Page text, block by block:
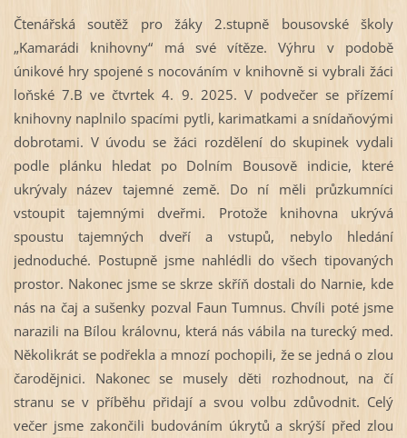
Čtenářská soutěž pro žáky 2.stupně bousovské školy
„Kamarádi knihovny“ má své vítěze. Výhru v podobě
únikové hry spojené s nocováním v knihovně si vybrali žáci
loňské 7.B ve čtvrtek 4. 9. 2025. V podvečer se přízemí
knihovny naplnilo spacími pytli, karimatkami a snídaňovými
dobrotami. V úvodu se žáci rozdělení do skupinek vydali
podle plánku hledat po Dolním Bousově indicie, které
ukrývaly název tajemné země. Do ní měli průzkumníci
vstoupit tajemnými dveřmi. Protože knihovna ukrývá
spoustu tajemných dveří a vstupů, nebylo hledání
jednoduché. Postupně jsme nahlédli do všech tipovaných
prostor. Nakonec jsme se skrze skříň dostali do Narnie, kde
nás na čaj a sušenky pozval Faun Tumnus. Chvíli poté jsme
narazili na Bílou královnu, která nás vábila na turecký med.
Několikrát se podřekla a mnozí pochopili, že se jedná o zlou
čarodějnici. Nakonec se musely děti rozhodnout, na čí
stranu se v příběhu přidají a svou volbu zdůvodnit. Celý
večer jsme zakončili budováním úkrytů a skrýší před zlou